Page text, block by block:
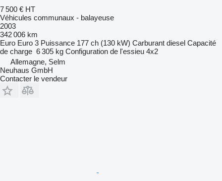
7 500 € HT
Véhicules communaux - balayeuse
2003
342 006 km
Euro Euro 3 Puissance 177 ch (130 kW) Carburant diesel Capacité
de charge 6 305 kg Configuration de l'essieu 4x2
Allemagne, Selm
Neuhaus GmbH
Contacter le vendeur